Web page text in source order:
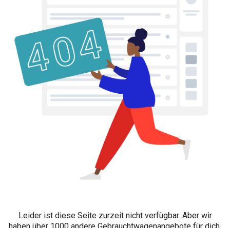
Leider ist diese Seite zurzeit nicht verfügbar. Aber wir
haben über 1000 andere Gebrauchtwagenangebote für dich.